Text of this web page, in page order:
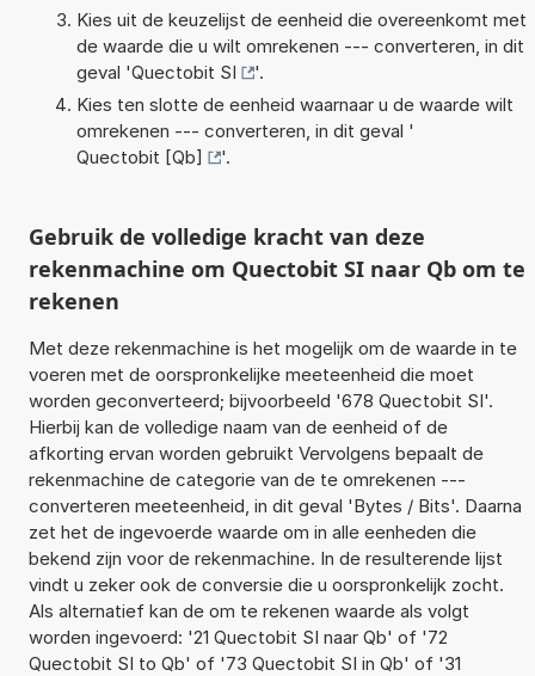
Kies uit de keuzelijst de eenheid die overeenkomt met
de waarde die u wilt omrekenen --- converteren, in dit
geval 'Quectobit SI
'.
Kies ten slotte de eenheid waarnaar u de waarde wilt
omrekenen --- converteren, in dit geval '
Quectobit [Qb]
'.
Gebruik de volledige kracht van deze
rekenmachine om Quectobit SI naar Qb om te
rekenen
Met deze rekenmachine is het mogelijk om de waarde in te
voeren met de oorspronkelijke meeteenheid die moet
worden geconverteerd; bijvoorbeeld '678 Quectobit SI'.
Hierbij kan de volledige naam van de eenheid of de
afkorting ervan worden gebruikt Vervolgens bepaalt de
rekenmachine de categorie van de te omrekenen ---
converteren meeteenheid, in dit geval 'Bytes / Bits'. Daarna
zet het de ingevoerde waarde om in alle eenheden die
bekend zijn voor de rekenmachine. In de resulterende lijst
vindt u zeker ook de conversie die u oorspronkelijk zocht.
Als alternatief kan de om te rekenen waarde als volgt
worden ingevoerd: '21 Quectobit SI naar Qb' of '72
Quectobit SI to Qb' of '73 Quectobit SI in Qb' of '31